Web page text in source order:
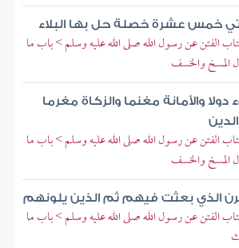
خمس عشرة خصلة حل بها البلاء
الفتن عن رسول الله صلى الله عليه وسلم > باب ما
المسخ والخسف
دولا والأمانة مغنما والزكاة مغرما
الفتن عن رسول الله صلى الله عليه وسلم > باب ما
المسخ والخسف
الذي بعثت فيهم ثم الذين يلونهم
الفتن عن رسول الله صلى الله عليه وسلم > باب ما